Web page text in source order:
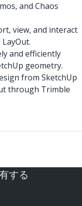
and Chaos
view, and interact
and efficiently
geometry.
from SketchUp
through Trimble
する